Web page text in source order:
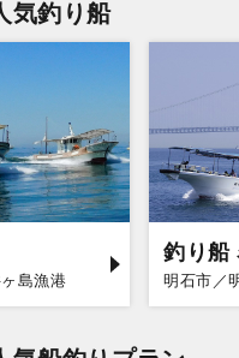
気釣り船
島漁港
釣り船
明石市／